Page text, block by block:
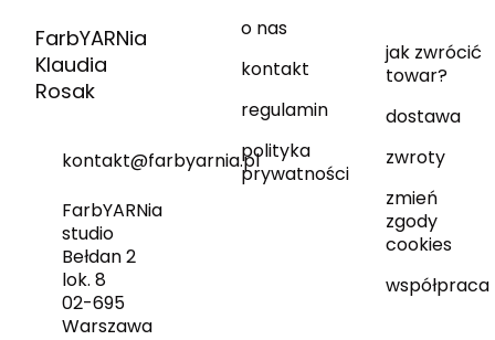
FarbYARNia
Klaudia
Rosak
kontakt@farbyarnia.pl
FarbYARNia
studio
Bełdan 2
lok. 8
02-695
Warszawa
o nas
kontakt
regulamin
polityka
prywatności
jak zwrócić
towar?
dostawa
zwroty
zmień
zgody
cookies
współpraca